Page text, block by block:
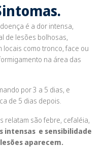
é a dor intensa,
de lesões bolhosas,
locais como tronco, face ou
na área das
por 3 a 5 dias, e
de 5 dias depois.
relatam são febre, cefaléia,
intensas e sensibilidade
aparecem.